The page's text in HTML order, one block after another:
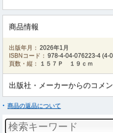
商品情報
出版年月： 2026年1月
ISBNコード： 978-4-04-076223-4 (4-
頁数・縦：
１５７Ｐ １９ｃｍ
出版社・メーカーからのコメ
商品の返品について